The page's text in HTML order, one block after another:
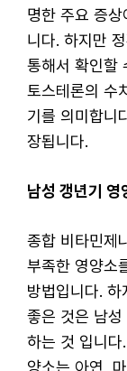
명한 주요 증
니다. 하지만
통해서 확인할
토스테론의 수
기를 의미합니
장됩니다.
남성 갱년기 영
종합 비타민제
부족한 영양소
방법입니다.
좋은 것은 남
하는 것 입니
양소는 아연,